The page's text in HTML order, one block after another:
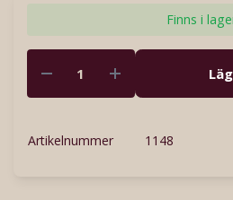
Finns i
Artikelnummer 1148